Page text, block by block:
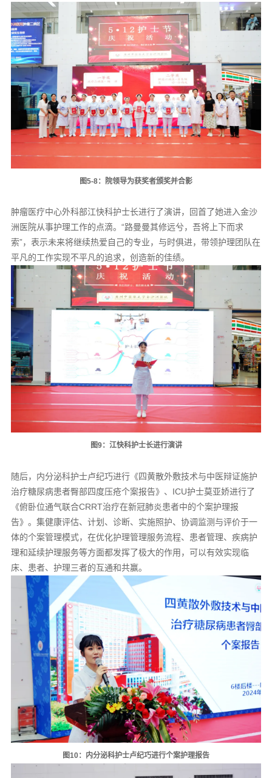
图5-8：院领导为获奖者颁奖并合影
肿瘤医疗中心外科部江快科护士长进行了演讲，回首了她进入金沙
洲医院从事护理工作的点滴。“路曼曼其修远兮，吾将上下而求
索”，表示未来将继续热爱自己的专业，与时俱进，带领护理团队在
平凡的工作实现不平凡的追求，创造新的佳绩。
图9：江快科护士长进行演讲
随后，内分泌科护士卢纪巧进行《四黄散外敷技术与中医辩证施护
治疗糖尿病患者臀部四度压疮个案报告》、ICU护士莫亚娇进行了
《俯卧位通气联合CRRT治疗在新冠肺炎患者中的个案护理报
告》。集健康评估、计划、诊断、实施照护、协调监测与评价于一
体的个案管理模式，在优化护理管理服务流程、患者管理、疾病护
理和延续护理服务等方面都发挥了极大的作用，可以有效实现临
床、患者、护理三者的互通和共赢。
图10：内分泌科护士卢纪巧进行个案护理报告